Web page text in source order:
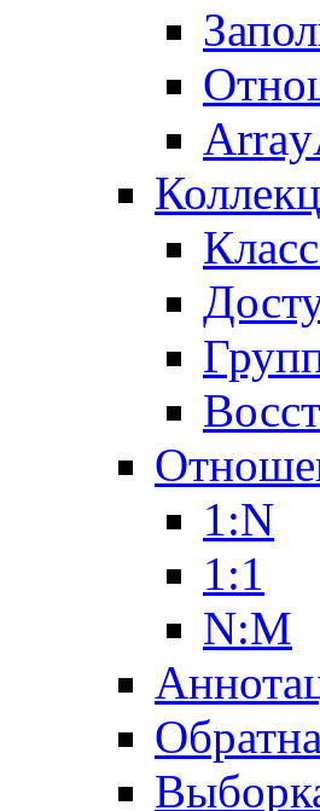
1:N
1:1
N:M